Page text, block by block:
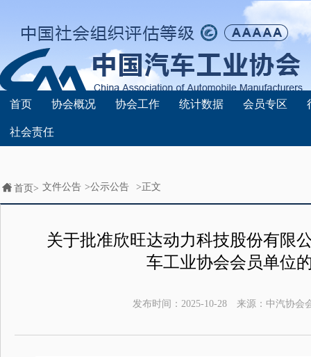
首页 协会概况 协会工作 统计数据 会员专区
社会责任
首页> 文件公告 >公示公告 >正文
关于批准欣旺达动力科技股份有限
车工业协会会员单位
发布时间： 2025-10-28 来源： 中汽协会